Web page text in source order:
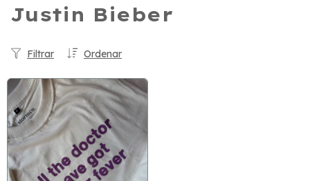
Justin Bieber
Ordenar
Filtrar